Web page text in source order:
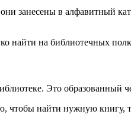
занесены в алфавитный
найти на библиотечных
Это образованный
чтобы найти нужную книгу,